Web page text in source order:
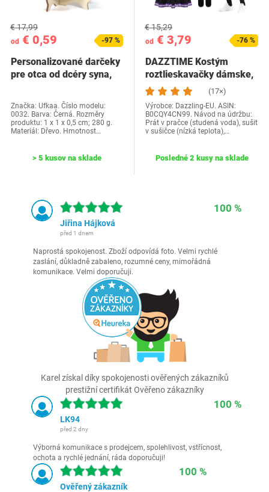
od € 0,59
€ 17,99
-97 %
Personalizované darčeky
pre otca od dcéry syna,
Značka: Ufkaa. Číslo modelu:
0032. Barva: Černá. Rozměry
produktu: 1 x 1 x 0,5 cm; 280 g.
Materiál: Dřevo. Hmotnost…
> 5 kusov na sklade
od € 3,79
€ 15,29
-76 %
DAZZTIME Kostým
roztlieskavačky dámske,
kostým…
(17×)
Výrobce: Dazzling-EU. ASIN:
B0CQY4CN99. Návod na údržbu:
Prát v pračce (studená voda), sušit
v sušičce (nízká teplota),…
Posledné 2 kusy na sklade
100 %
Jiřina Hájková
před 1 dnem
Naprostá spokojenost. Zboží odpovídá foto. Velmi rychlé
zaslání, důkladně zabaleno, rozumné ceny, mimořádná
komunikace. Velmi doporučuji.
Karel získal díky spokojenosti ověřených zákazníků
prestižní certifikát Ověřeno zákazníky
100 %
LK94
před 2 dny
Výborná komunikace s prodejcem, spolehlivost, vstřícnost,
ochota a rychlé jednání, ráda doporučuji!
100 %
Ověřený zákazník